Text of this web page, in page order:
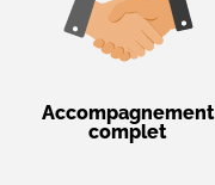
Accompagnement
complet